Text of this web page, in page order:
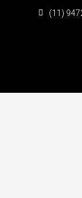
(11)